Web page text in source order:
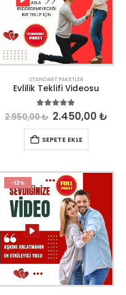
STANDART PAKETLER
Evlilik Teklifi Videosu
5.00out of 5
2.950,00₺ 2.450,00 ₺
SEPETE EKLE
-13%